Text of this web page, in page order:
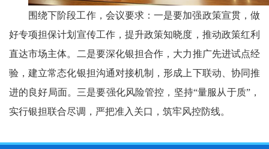
围绕下阶段工作，会议要求：一是要加强政策宣贯，做
好专项担保计划宣传工作，提升政策知晓度，推动政策红利
直达市场主体。二是要深化银担合作，大力推广先进试点经
验，建立常态化银担沟通对接机制，形成上下联动、协同推
进的良好局面。三是要强化风险管控，坚持“量服从于质”，
实行银担联合尽调，严把准入关口，筑牢风控防线。